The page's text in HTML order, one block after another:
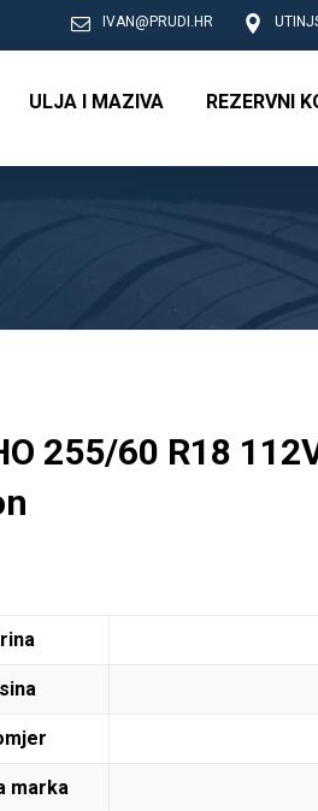
IVAN@PRUDI.HR
ULJA I MAZIVA REZERVNI
255/60 R18
marka